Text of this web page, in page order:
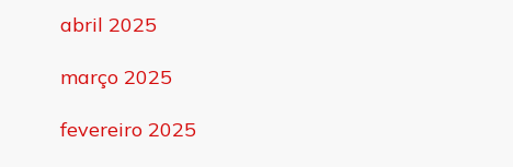
abril 2025
março 2025
fevereiro 2025